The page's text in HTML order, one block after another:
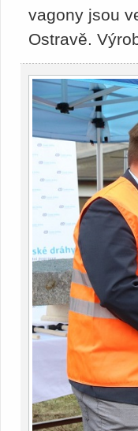
vagony jsou
Ostravě.